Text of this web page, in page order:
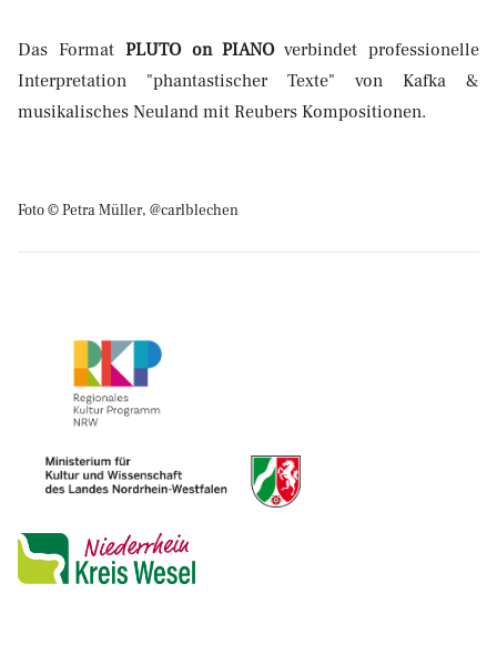
Das Format PLUTO on PIANOverbindet professionelle
Interpretation "phantastischer Texte" von Kafka &
musikalisches Neuland mit Reubers Kompositionen.
Foto © Petra Müller, @carlblechen